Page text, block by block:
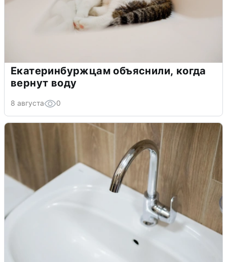
Екатеринбуржцам объяснили, когда
вернут воду
8 августа 0